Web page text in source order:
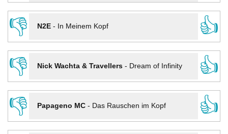
👎
N2E- In Meinem Kopf
👍
👎
Nick Wachta & Travellers- Dream of Infinity
👍
👎
Papageno MC- Das Rauschen im Kopf
👍